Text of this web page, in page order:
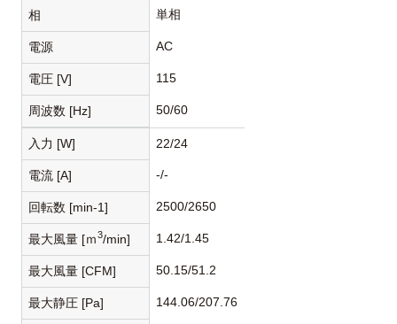
相 単相
電源 AC
電圧 [V] 115
周波数 [Hz] 50/60
入力 [W] 22/24
電流 [A] -/-
回転数 [min-1] 2500/2650
最大風量 [ｍ3/min] 1.42/1.45
最大風量 [CFM] 50.15/51.2
最大静圧 [Pa] 144.06/207.76